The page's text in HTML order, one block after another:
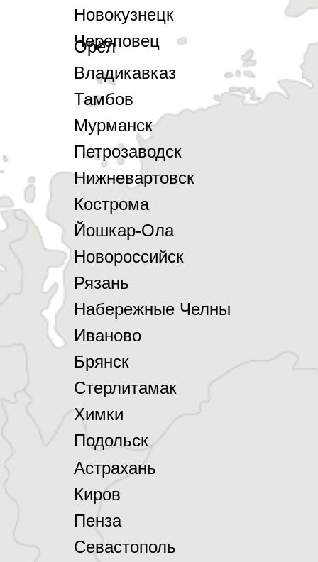
Новокузнецк
Череповец
Астрахань
Киров
Пенза
Севастополь
Орёл
Владикавказ
Тамбов
Мурманск
Петрозаводск
Нижневартовск
Кострома
Йошкар-Ола
Новороссийск
Рязань
Набережные Челны
Иваново
Брянск
Стерлитамак
Химки
Подольск